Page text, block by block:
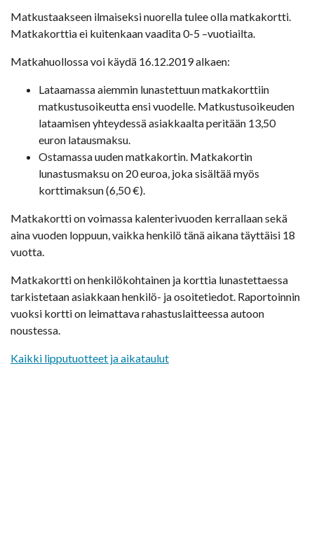
Matkustaakseen ilmaiseksi nuorella tulee olla matkakortti.
Matkakorttia ei kuitenkaan vaadita 0-5 –vuotiailta.
Matkahuollossa voi käydä 16.12.2019 alkaen:
Lataamassa aiemmin lunastettuun matkakorttiin
matkustusoikeutta ensi vuodelle. Matkustusoikeuden
lataamisen yhteydessä asiakkaalta peritään 13,50
euron latausmaksu.
Ostamassa uuden matkakortin. Matkakortin
lunastusmaksu on 20 euroa, joka sisältää myös
korttimaksun (6,50 €).
Matkakortti on voimassa kalenterivuoden kerrallaan sekä
aina vuoden loppuun, vaikka henkilö tänä aikana täyttäisi 18
vuotta.
Matkakortti on henkilökohtainen ja korttia lunastettaessa
tarkistetaan asiakkaan henkilö- ja osoitetiedot. Raportoinnin
vuoksi kortti on leimattava rahastuslaitteessa autoon
noustessa.
Kaikki lipputuotteet ja aikataulut